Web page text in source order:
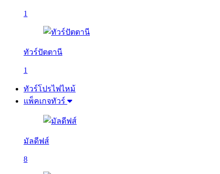
1
ทัวร์ปัตตานี
1
ทัวร์โปรไฟไหม้
แพ็คเกจทัวร์
มัลดีฟส์
8